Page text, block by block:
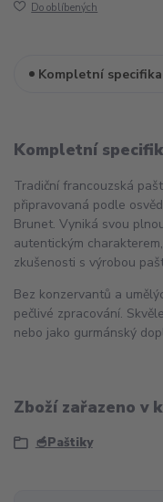
Do oblíbených
Kompletní
Kompletní
Tradiční francouzská
připravovaná podle
Brunet. Vyniká svou
autentickým
zkušenosti s výrobou
Bez konzervantů a
pečlivé zpracování.
nebo jako gurmánský
Zboží zařazeno v
🥣Paštiky